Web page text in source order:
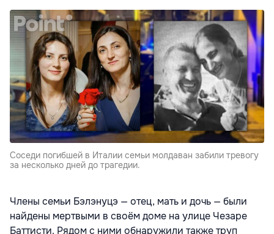
Соседи погибшей в Италии семьи молдаван забили тревогу
за несколько дней до трагедии.
Члены семьи Бэлэнуцэ — отец, мать и дочь — были
найдены мертвыми в своём доме на улице Чезаре
Баттисти. Рядом с ними обнаружили также труп